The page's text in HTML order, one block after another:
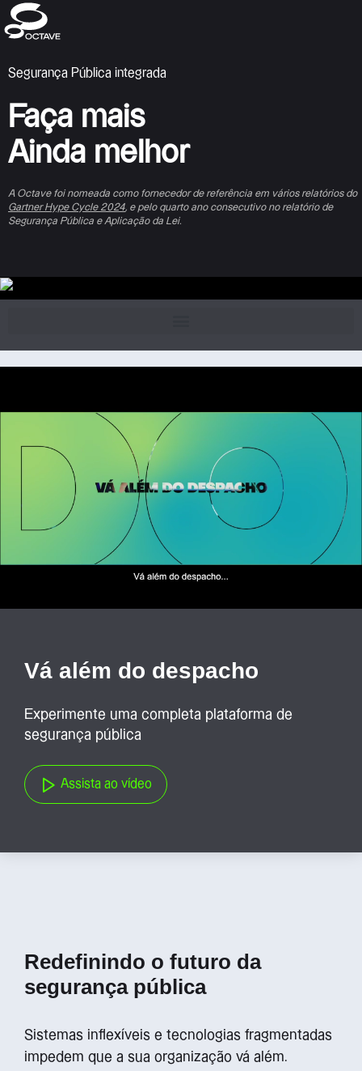
Segurança Pública integrada
Faça mais
Ainda melhor
A Octave foi nomeada como fornecedor de referência em vários relatórios do
Gartner Hype Cycle 2024, e pelo quarto ano consecutivo no relatório de
Segurança Pública e Aplicação da Lei.
Vá além do despacho
Experimente uma completa plataforma de
segurança pública
Assista ao vídeo
Redefinindo o futuro da
segurança pública
Sistemas inflexíveis e tecnologias fragmentadas
impedem que a sua organização vá além.